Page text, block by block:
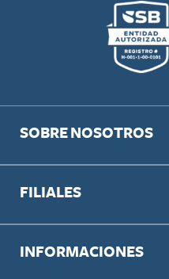
SOBRE NOSOTROS
FILIALES
INFORMACIONES